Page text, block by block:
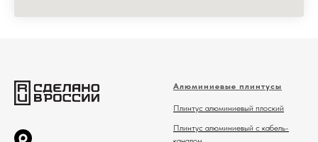
Алюминиевые плинтусы
Плинтус алюминиевый плоский
Плинтус алюминиевый с кабель-